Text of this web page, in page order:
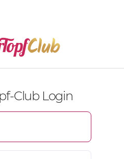
Club Login